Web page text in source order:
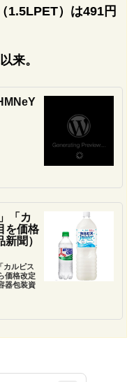
1.5LPET）は491円
来。
「カ
を価格
聞）
カルピス
価格改定
器包装資